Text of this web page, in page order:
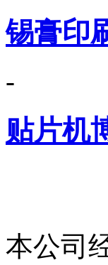
锡膏印
-
贴片机
本公司